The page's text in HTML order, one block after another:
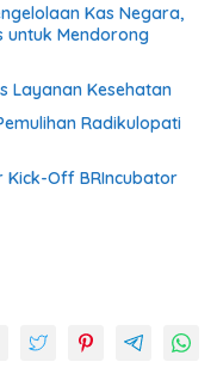
Kas Negara,
untuk Mendorong
Layanan Kesehatan
Radikulopati
Kick-Off BRIncubator